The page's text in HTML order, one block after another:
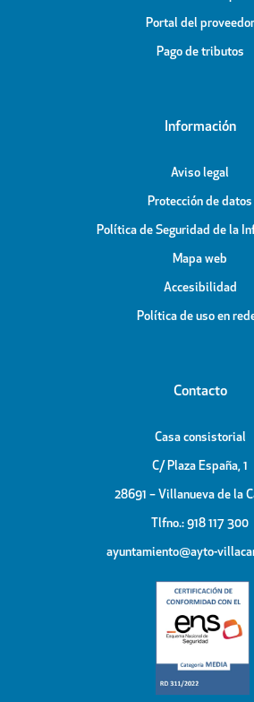
Portal del proveedor
Pago de tributos
Información
Aviso legal
Protección de datos
Política de Seguridad de la
Mapa web
Accesibilidad
Política de uso en
Contacto
Casa consistorial
C/ Plaza España, 1
28691 – Villanueva de la
Tlfno.: 918 117 300
ayuntamiento@ayto-